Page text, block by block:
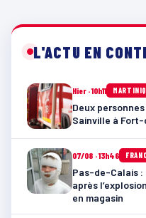
L'ACTU EN
Hier · 10h11
Deux
Sainville à
07/08 · 13h46
Pas-de-Calais
après
en magasin